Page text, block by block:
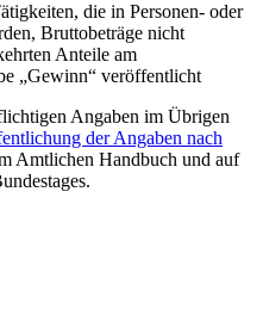
die in Personen- oder
Bruttobeträge nicht
Anteile am
„Gewinn“ veröffentlicht
Angaben im Übrigen
der Angaben nach
Amtlichen Handbuch und auf